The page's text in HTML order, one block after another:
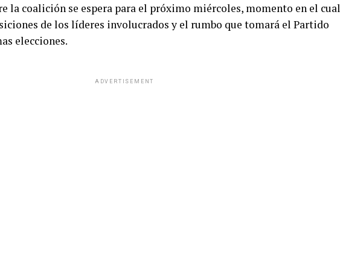
la coalición se espera para el próximo miércoles, momento en el cual
de los líderes involucrados y el rumbo que tomará el Partido
elecciones.
ADVERTISEMENT